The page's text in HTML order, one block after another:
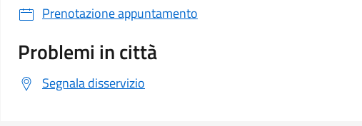
Prenotazione appuntamento
Problemi in città
Segnala disservizio